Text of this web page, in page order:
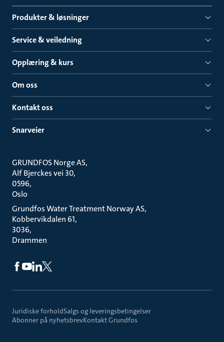
Produkter & løsninger
Service & veiledning
Opplæring & kurs
Om oss
Kontakt oss
Snarveier
GRUNDFOS Norge AS
Alf Bjerckes vei 30
0596
Oslo
Grundfos Water Treatment Norway AS
Kobbervikdalen 61
3036
Drammen
Juridiske forholdSalgs og leveringsbetingelser
Abonner på nyhetsbrevKontakt Grundfos